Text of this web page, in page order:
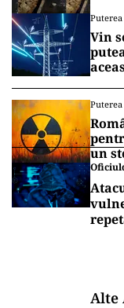
Vin
un
Alte